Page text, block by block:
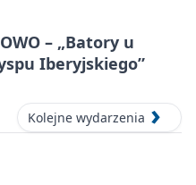
– „Batory u
Iberyjskiego”
Kolejne wydarzenia